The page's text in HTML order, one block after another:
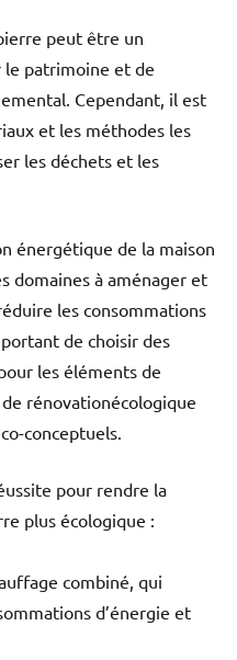
peut être un
patrimoine et de
Cependant, il est
et les méthodes les
les déchets et les
énergétique de la maison
domaines à aménager et
les consommations
de choisir des
les éléments de
rénovationécologique
conceptuels.
pour rendre la
plus écologique :
combiné, qui
d’énergie et